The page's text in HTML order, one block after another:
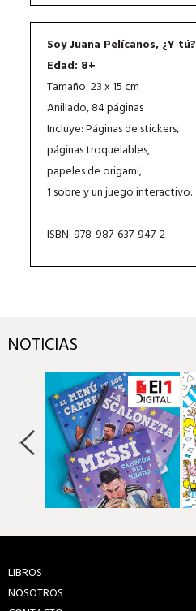
Soy Juana Pelícanos, ¿Y tú?
Edad: 8+
Tamaño: 23 x 15 cm
Anillado, 84 páginas
Incluye: Páginas de stickers,
páginas troquelables,
papeles de origami,
1 sobre y un juego interactivo.
ISBN: 978-987-637-947-2
NOTICIAS
LIBROS
NOSOTROS